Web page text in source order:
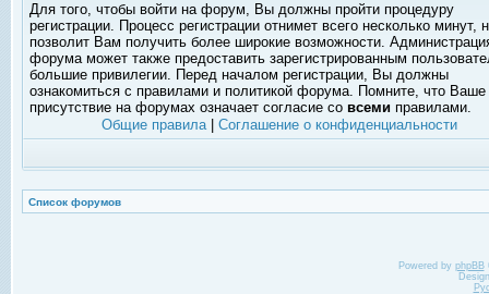
Для того, чтобы войти на форум, Вы должны пройти процедуру
регистрации. Процесс регистрации отнимет всего несколько минут,
позволит Вам получить более широкие возможности.
форума может также предоставить зарегистрированным
большие привилегии. Перед началом регистрации, Вы должны
ознакомиться с правилами и политикой форума. Помните, что Ваше
присутствие на форумах означает согласие со всеми правилами.
Общие правила| Соглашение о конфиденциальности
Список форумов
Powered by phpBB